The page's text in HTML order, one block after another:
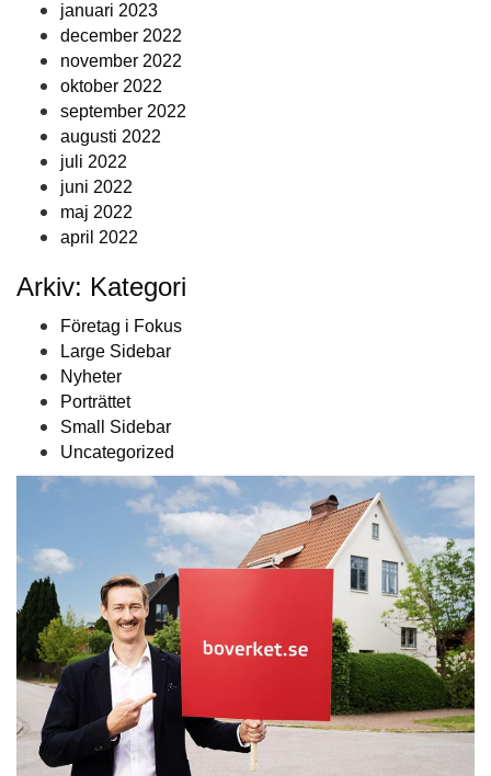
januari 2023
december 2022
november 2022
oktober 2022
september 2022
augusti 2022
juli 2022
juni 2022
maj 2022
april 2022
Arkiv: Kategori
Företag i Fokus
Large Sidebar
Nyheter
Porträttet
Small Sidebar
Uncategorized